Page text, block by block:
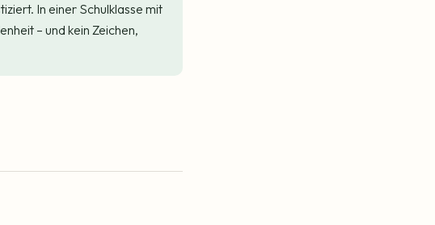
In einer Schulklasse mit
– und kein Zeichen,